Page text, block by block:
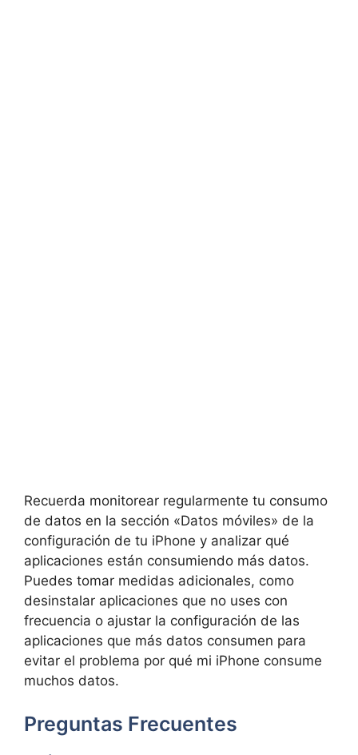
Recuerda monitorear regularmente tu consumo
de datos en la sección «Datos móviles» de la
configuración de tu iPhone y analizar qué
aplicaciones están consumiendo más datos.
Puedes tomar medidas adicionales, como
desinstalar aplicaciones que no uses con
frecuencia o ajustar la configuración de las
aplicaciones que más datos consumen para
evitar el problema por qué mi iPhone consume
muchos datos.
Preguntas Frecuentes